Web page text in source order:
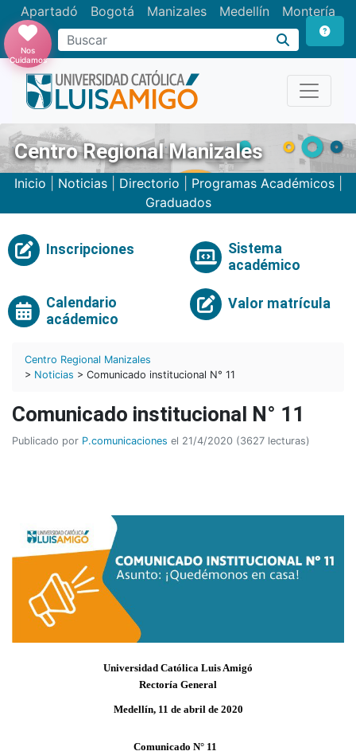
Apartadó Bogotá Manizales Medellín Montería
Nos
Cuidamos
Centro Regional Manizales
Inicio Noticias| Directorio Programas Académicos|
Graduados
Inscripciones
Sistema
académico
Calendario
acádemico
Valor matrícula
Centro Regional Manizales
> Noticias > Comunicado institucional N° 11
Comunicado institucional N° 11
Publicado por P.comunicaciones el 21/4/2020 (3627 lecturas)
Universidad Católica Luis Amigó
Rectoría General
Medellín, 11 de abril de 2020
Comunicado N° 11